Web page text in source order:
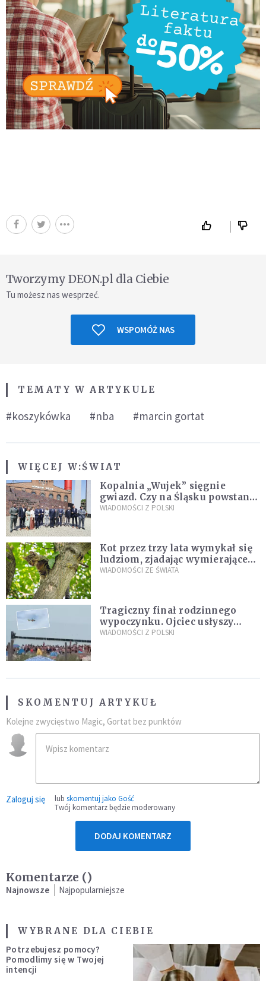
Tworzymy DEON.pl dla Ciebie
Tu możesz nas wesprzeć.
WSPOMÓŻ NAS
TEMATY W ARTYKULE
#koszykówka #nba #marcin gortat
WIĘCEJ W:ŚWIAT
Kopalnia „Wujek” sięgnie
gwiazd. Czy na Śląsku powstanie
„Dolina Krzemowa”?
WIADOMOŚCI Z POLSKI
Kot przez trzy lata wymykał się
ludziom, zjadając wymierające
kaczki. W końcu popełnił
WIADOMOŚCI ZE ŚWIATA
Tragiczny finał rodzinnego
wypoczynku. Ojciec usłyszy
zarzuty
WIADOMOŚCI Z POLSKI
SKOMENTUJ ARTYKUŁ
Kolejne zwycięstwo Magic, Gortat bez punktów
Zaloguj się lub skomentuj jako Gość
Twój komentarz będzie moderowany
DODAJ KOMENTARZ
Komentarze ()
Najnowsze Najpopularniejsze
WYBRANE DLA CIEBIE
Potrzebujesz pomocy?
Pomodlimy się w Twojej
intencji